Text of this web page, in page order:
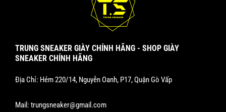
TRUNG SNEAKER GIÀY CHÍNH HÃNG - SHOP GIÀY
SNEAKER CHÍNH HÃNG
Địa Chỉ: Hẻm 220/14, Nguyễn Oanh, P17, Quận Gò Vấp
Mail: trungsneaker@gmail.com